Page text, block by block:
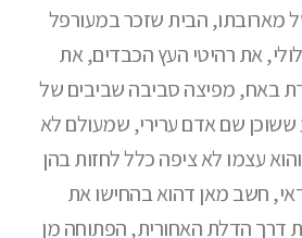
מארובתו, הבית שזכר במעורפל
את רהיטי העץ הכבדים, את
באח, מפיצה סביבה שביבים של
שם אדם ערירי, שמעולם לא
עצמו לא ציפה כלל לחזות בהן
חשב מאן דהוא בהחישו את
דרך הדלת האחורית, הפתוחה מן